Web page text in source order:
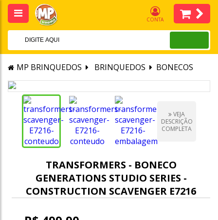
CONTA
MP BRINQUEDOS BRINQUEDOS BONECOS
VEJA
DESCRIÇÃO
COMPLETA
TRANSFORMERS - BONECO
GENERATIONS STUDIO SERIES -
CONSTRUCTION SCAVENGER E7216